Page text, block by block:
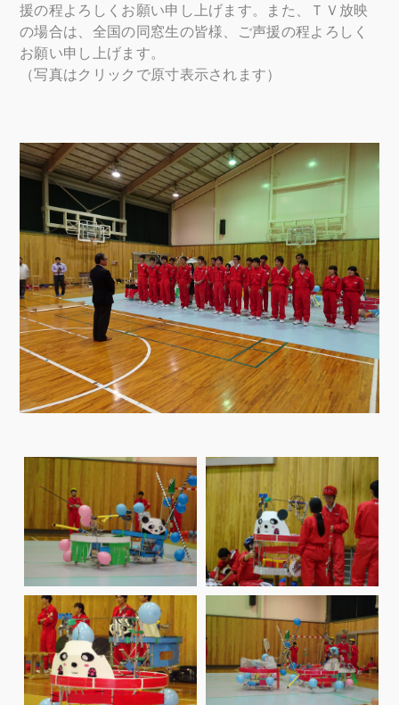
援の程よろしくお願い申し上げます。また、ＴＶ放映
の場合は、全国の同窓生の皆様、ご声援の程よろしく
お願い申し上げます。
（写真はクリックで原寸表示されます）